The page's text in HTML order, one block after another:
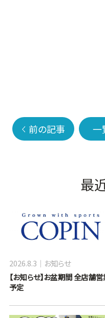
前の記事 一
最
【お知らせ】お盆期間 全店舗
予定
2026.8.3
お知らせ